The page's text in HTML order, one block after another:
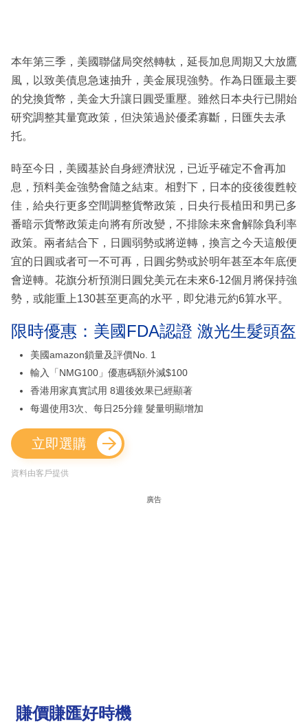
本年第三季，美國聯儲局突然轉軚，延長加息周期又大放鷹
風，以致美債息急速抽升，美金展現強勢。作為日匯最主要
的兌換貨幣，美金大升讓日圓受重壓。雖然日本央行已開始
研究調整其量寛政策，但決策過於優柔寡斷，日匯失去承
托。
時至今日，美國基於自身經濟狀況，已近乎確定不會再加
息，預料美金強勢會隨之結束。相對下，日本的疫後復甦較
佳，給央行更多空間調整貨幣政策，日央行長植田和男已多
番暗示貨幣政策走向將有所改變，不排除未來會解除負利率
政策。兩者結合下，日圓弱勢或將逆轉，換言之今天這般便
宜的日圓或者可一不可再，日圓劣勢或於明年甚至本年底便
會逆轉。花旗分析預測日圓兌美元在未來6-12個月將保持強
勢，或能重上130甚至更高的水平，即兌港元約6算水平。
限時優惠：美國FDA認證 激光生髮頭盔
美國amazon鎖量及評價No. 1
輸入「NMG100」優惠碼額外減$100
香港用家真實試用 8週後效果已經顯著
每週使用3次、每日25分鐘 髮量明顯增加
立即選購
資料由客戶提供
廣告
賺價賺匯好時機